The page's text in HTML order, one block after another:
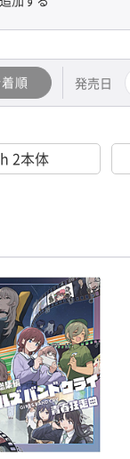
周辺機器
ソフト
フト
ソフト
ソフト
順 発売日
2本体